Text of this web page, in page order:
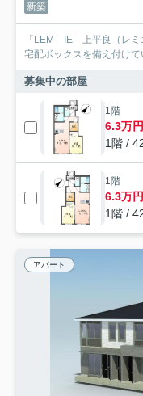
新築
「LEM IE 上平良（レミ
宅配ボックスを備え付け
募集中の部屋
1階
6.3万円
1階 /
1階
6.3万円
1階 /
アパート